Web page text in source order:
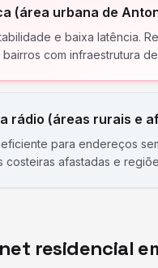
(área urbana de
e baixa latência.
com infraestrutura
rádio (áreas rurais e
para endereços
costeiras afastadas e
residencial